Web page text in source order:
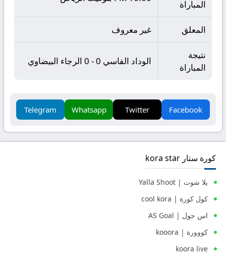
المباراة
المعلق غير معروف
نتيجة
المباراة
الوداد الفاسي 0 - 0 الرجاء البيضاوي
Facebook
Twitter
Whatsapp
Telegram
كورة ستار kora star
يلا شوت | Yalla Shoot
كول كورة | cool kora
اس جول | AS Goal
كووورة | kooora
koora live